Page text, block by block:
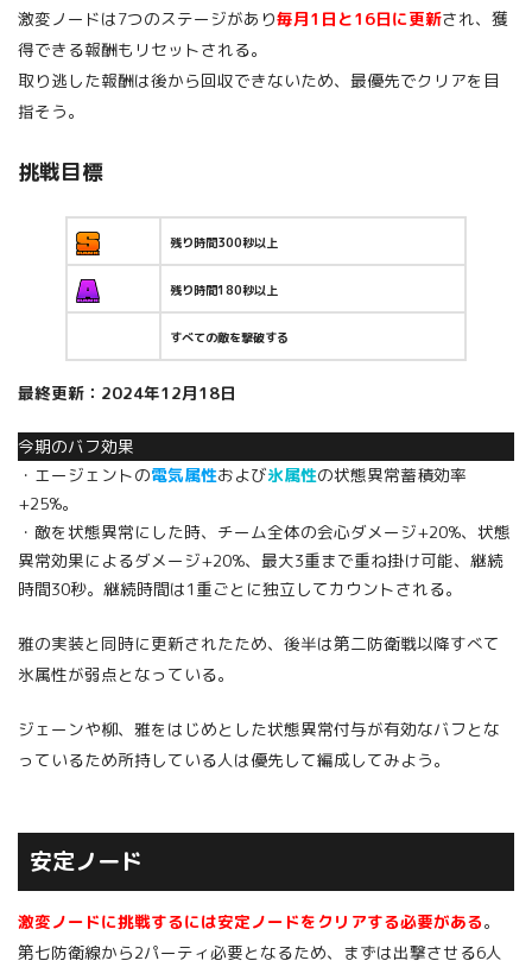
激変ノードは7つのステージがあり毎月1日と16日に更新され、獲
得できる報酬もリセットされる。
取り逃した報酬は後から回収できないため、最優先でクリアを目
指そう。
挑戦目標
残り時間300秒以上
残り時間180秒以上
すべての敵を撃破する
最終更新：2024年12月18日
今期のバフ効果
・エージェントの電気属性および氷属性の状態異常蓄積効率
+25%。
・敵を状態異常にした時、チーム全体の会心ダメージ+20%、状態
異常効果によるダメージ+20%、最大3重まで重ね掛け可能、継続
時間30秒。継続時間は1重ごとに独立してカウントされる。
雅の実装と同時に更新されたため、後半は第二防衛戦以降すべて
氷属性が弱点となっている。
ジェーンや柳、雅をはじめとした状態異常付与が有効なバフとな
っているため所持している人は優先して編成してみよう。
安定ノード
激変ノードに挑戦するには安定ノードをクリアする必要がある。
第七防衛線から2パーティ必要となるため、まずは出撃させる6人